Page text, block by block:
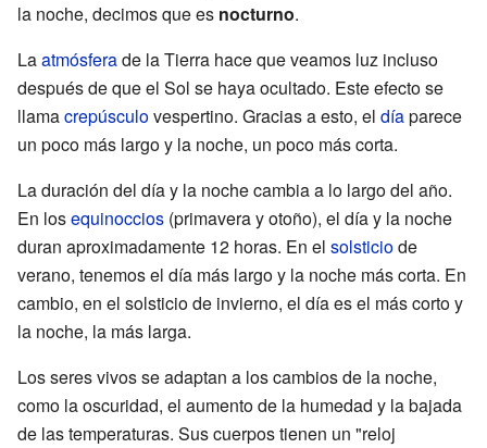
la noche, decimos que es nocturno.
Laatmósferade la Tierra hace que veamos luz incluso
después de que el Sol se haya ocultado. Este efecto se
llamacrepúsculovespertino. Gracias a esto, el díaparece
un poco más largo y la noche, un poco más corta.
La duración del día y la noche cambia a lo largo del año.
En losequinoccios (primavera y otoño), el día y la noche
duran aproximadamente 12 horas. En el solsticiode
verano, tenemos el día más largo y la noche más corta. En
cambio, en el solsticio de invierno, el día es el más corto y
la noche, la más larga.
Los seres vivos se adaptan a los cambios de la noche,
como la oscuridad, el aumento de la humedad y la bajada
de las temperaturas. Sus cuerpos tienen un "reloj